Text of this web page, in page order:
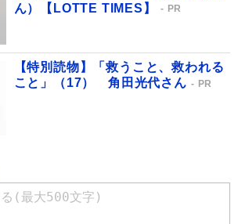
ん）【LOTTE TIMES】
PR
【特別読物】「救うこと、救われる
こと」（17） 角田光代さん
PR